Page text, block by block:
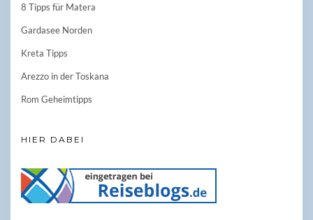
8 Tipps für Matera
Gardasee Norden
Kreta Tipps
Arezzo in der Toskana
Rom Geheimtipps
HIER DABEI